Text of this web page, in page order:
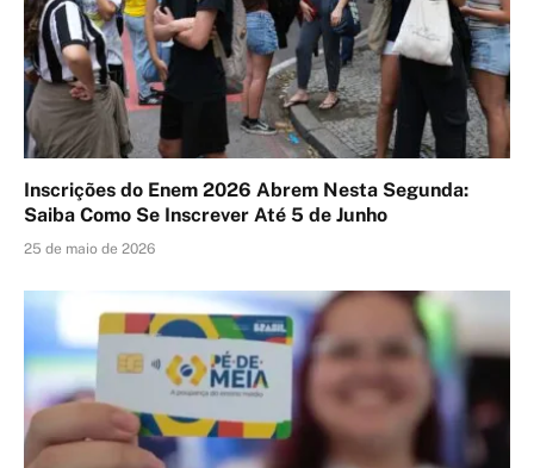
Inscrições do Enem 2026 Abrem Nesta Segunda:
Saiba Como Se Inscrever Até 5 de Junho
25 de maio de 2026